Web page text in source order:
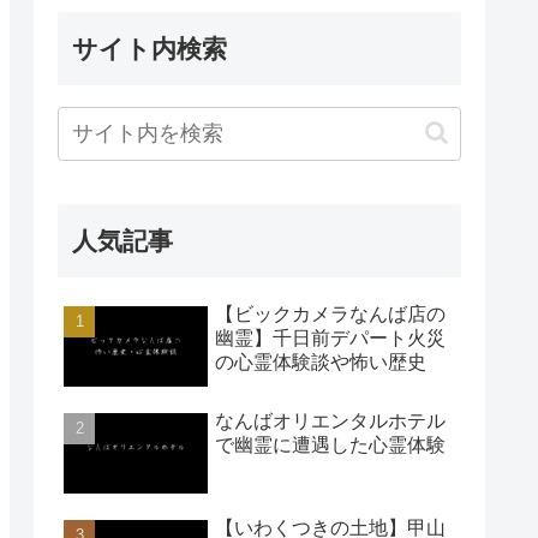
サイト内検索
人気記事
【ビックカメラなんば店の
幽霊】千日前デパート火災
の心霊体験談や怖い歴史
なんばオリエンタルホテル
で幽霊に遭遇した心霊体験
【いわくつきの土地】甲山